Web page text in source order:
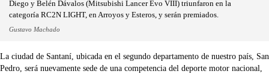
Diego y Belén Dávalos (Mitsubishi Lancer Evo VIII) triunfaron en la
categoría RC2N LIGHT, en Arroyos y Esteros, y serán premiados.
Gustavo Machado
La ciudad de Santaní, ubicada en el segundo departamento de nuestro país, San
Pedro, será nuevamente sede de una competencia del deporte motor nacional,